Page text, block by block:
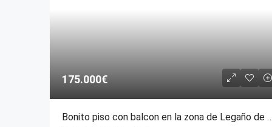
175.000€
Bonito piso con balcon en la zona de Legaño de Berriz